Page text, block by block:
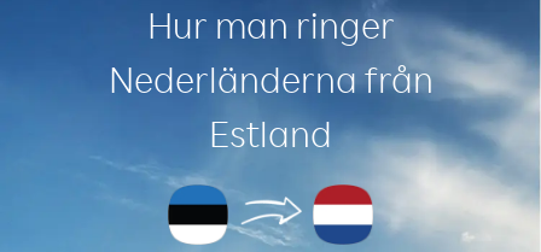
Hur man ringer
Nederländerna från
Estland